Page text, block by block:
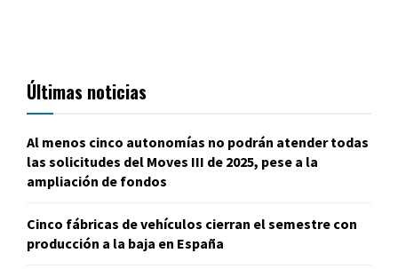
Últimas noticias
Al menos cinco autonomías no podrán atender todas
las solicitudes del Moves III de 2025, pese a la
ampliación de fondos
Cinco fábricas de vehículos cierran el semestre con
producción a la baja en España